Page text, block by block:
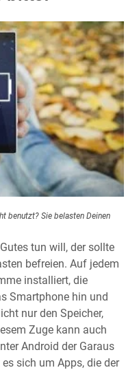
benutzt? Sie belasten Deinen
tun will, der sollte
befreien. Auf jedem
installiert, die
Smartphone hin und
nur den Speicher,
Zuge kann auch
Android der Garaus
sich um Apps, die der